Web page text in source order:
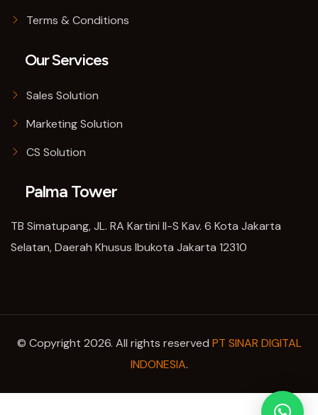
Terms & Conditions
Our Services
Sales Solution
Marketing Solution
CS Solution
Palma Tower
TB Simatupang, JL. RA Kartini II-S Kav. 6 Kota Jakarta
Selatan, Daerah Khusus Ibukota Jakarta 12310
© Copyright 2026. All rights reserved PT SINAR DIGITAL
INDONESIA.